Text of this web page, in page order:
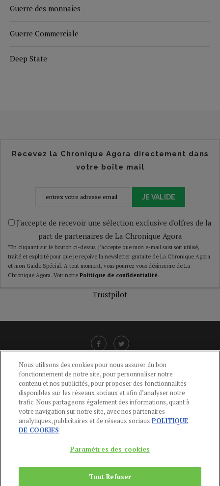
Guerre des monnaies
Guerre Commerciale
Deep State
Recevez la Chronique Agora directement dans
votre boîte mail
JE VALIDE
J'accepte de recevoir une sélection exclusive d'offres de la
part de partenaires de La Chronique Agora
*En cliquant sur le bouton ci-dessus, j’accepte que mon e-mail saisi soit utilisé,
traité et exploité pour que je reçoive la newsletter gratuite de La Chronique Agora
et mon Guide Spécial. A tout moment, vous pourrez vous désinscrire de La
Chronique Agora. Voir notre Politique de confidentialité.
Trustpilot
LIENS UTILES
CGU-POLITIQUE DE CONFIDENTIALITÉ -POLITIQUE DES COOKIES
MENTIONS LÉGALES -AIDE
CONTACT
Du Lundi au Vendredi, 9h-13h et 14h-17h
Nous utilisons des cookies pour nous assurer du bon
fonctionnement de notre site, pour personnaliser notre
contenu et nos publicités, pour proposer des fonctionnalités
disponibles sur les réseaux sociaux et afin d’analyser notre
trafic. Nous partageons également des informations, quant à
votre navigation sur notre site, avec nos partenaires
analytiques, publicitaires et de réseaux sociaux.POLITIQUE
DE COOKIES
Paramètres des cookies
Tout Refuser